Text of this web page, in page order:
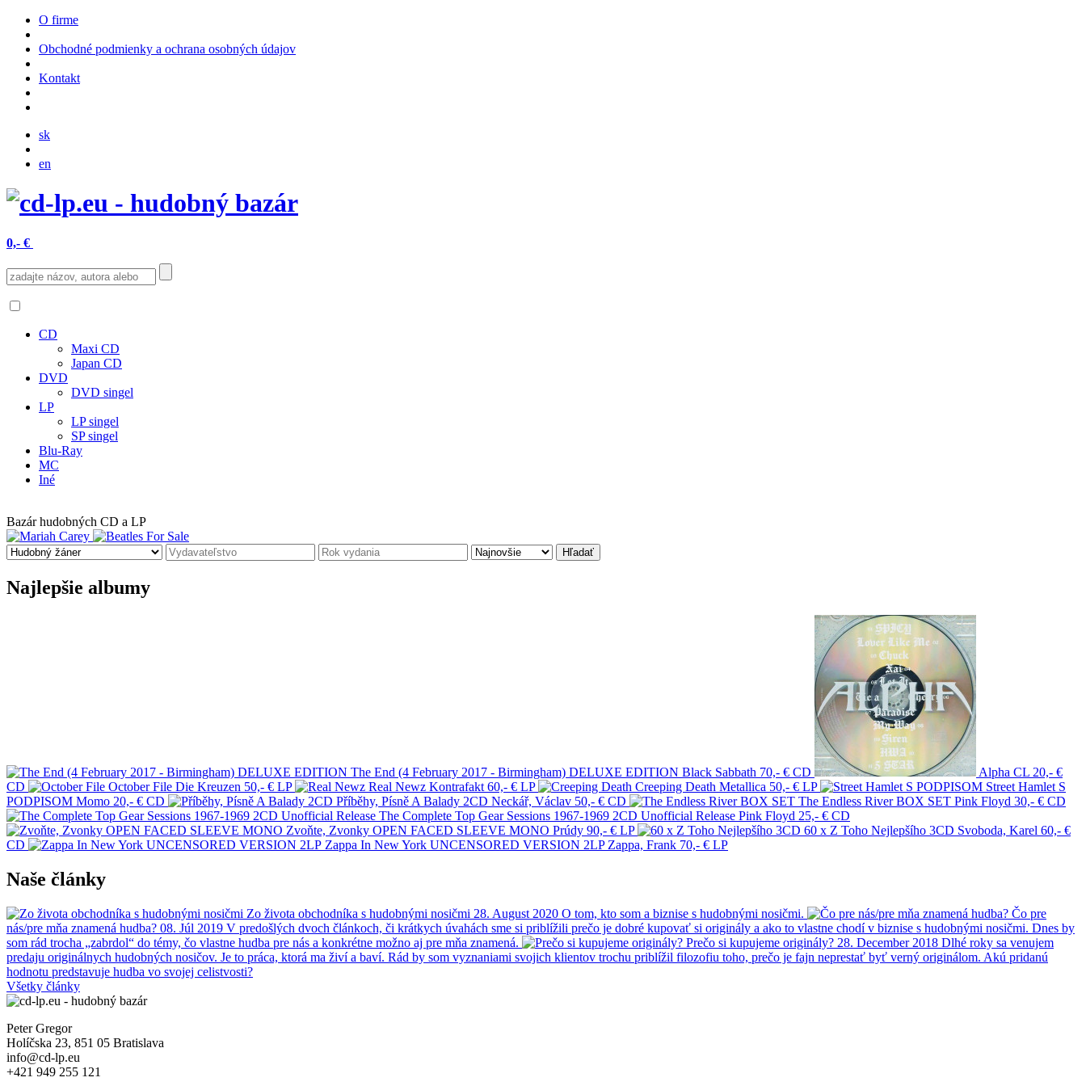
O firme
Obchodné podmienky a ochrana osobných údajov
Kontakt
sk
en
0,- €
CD
Maxi CD
Japan CD
DVD
DVD singel
LP
LP singel
SP singel
Blu-Ray
MC
Iné
Bazár hudobných CD a LP
Najlepšie albumy
The End (4 February 2017 - Birmingham) DELUXE EDITION Black Sabbath 70,- € CD Alpha CL 20,- €
CD
October File Die Kreuzen 50,- € LP Real Newz Kontrafakt 60,- € LP Creeping Death Metallica 50,- € LP
Street Hamlet S
PODPISOM Momo 20,- € CD Příběhy, Písně A Balady 2CD Neckář, Václav 50,- € CD The Endless River BOX SET Pink Floyd 30,- € CD
The Complete Top Gear Sessions 1967-1969 2CD Unofficial Release Pink Floyd 25,- € CD
Zvoňte, Zvonky OPEN FACED SLEEVE MONO Prúdy 90,- € LP 60 x Z Toho Nejlepšího 3CD Svoboda, Karel 60,- €
CD
Zappa In New York UNCENSORED VERSION 2LP Zappa, Frank 70,- € LP
Naše články
Zo života obchodníka s hudobnými nosičmi 28. August 2020 O tom, kto som a biznise s hudobnými nosičmi.
Čo pre
nás/pre mňa znamená hudba? 08. Júl 2019 V predošlých dvoch článkoch, či krátkych úvahách sme si priblížili prečo je dobré kupovať si originály a ako to vlastne chodí v biznise s hudobnými nosičmi. Dnes by
som rád trocha „zabrdol“ do témy, čo vlastne hudba pre nás a konkrétne možno aj pre mňa znamená.
Prečo si kupujeme originály? 28. December 2018 Dlhé roky sa venujem
predaju originálnych hudobných nosičov. Je to práca, ktorá ma živí a baví. Rád by som vyznaniami svojich klientov trochu priblížil filozofiu toho, prečo je fajn neprestať byť verný originálom. Akú pridanú
hodnotu predstavuje hudba vo svojej celistvosti?
Všetky články
Peter Gregor
Holíčska 23, 851 05 Bratislava
info@cd-lp.eu
+421 949 255 121